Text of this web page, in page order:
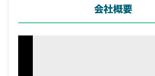
会社概要